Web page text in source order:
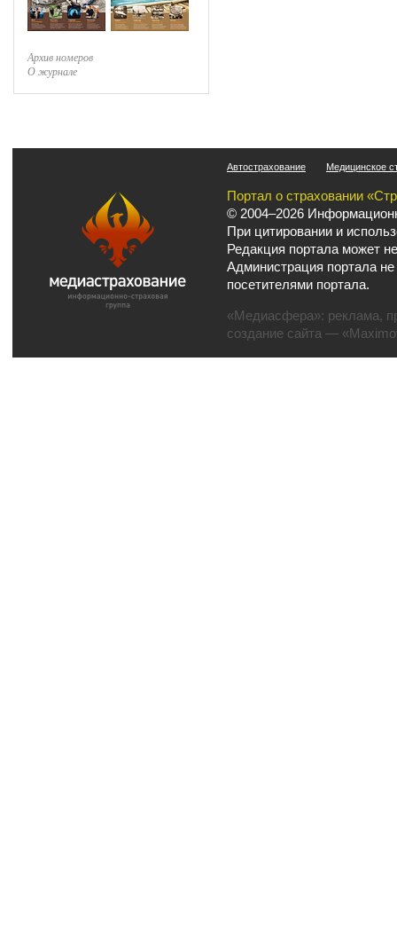
Архив номеров
О журнале
Автострахование Медицинское
Портал о страховании
© 2004–2026
При цитировании и
Редакция портала может
Администрация портала
посетителями портала.
«Медиасфера»: реклама,
создание сайта —